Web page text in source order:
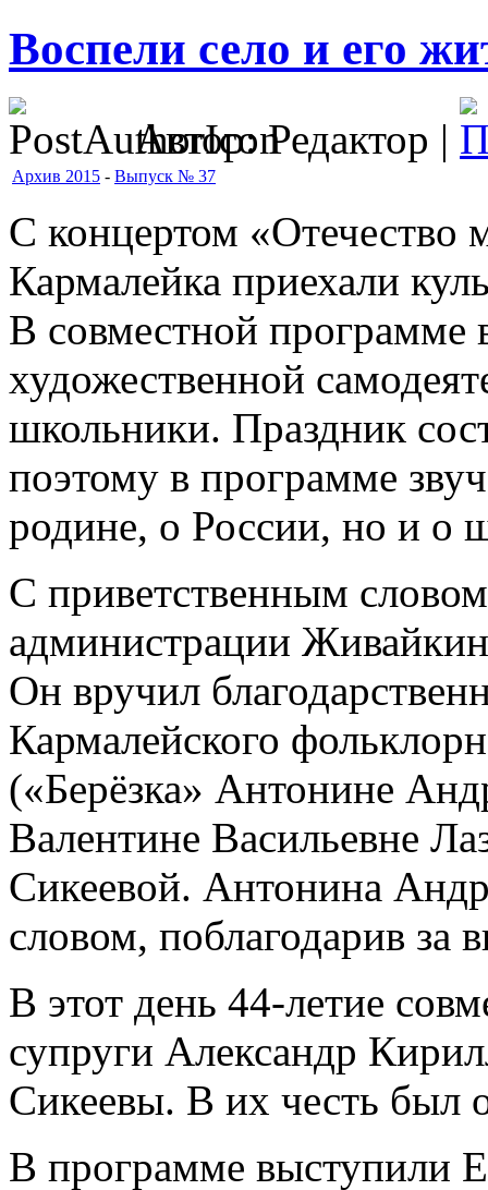
Воспели село и его
Автор: Редактор |
Архив 2015 - Выпуск № 37
С концертом «Отечество
Кармалейка приехали
В совместной программе
художественной
школьники. Праздник
поэтому в программе
родине, о России, но и о
С приветственным
администрации
Он вручил
Кармалейского
(«Берёзка» Антонине
Валентине Васильевне
Сикеевой. Антонина
словом, поблагодарив за
В этот день 44-летие
супруги Александр
Сикеевы. В их честь был
В программе выступили